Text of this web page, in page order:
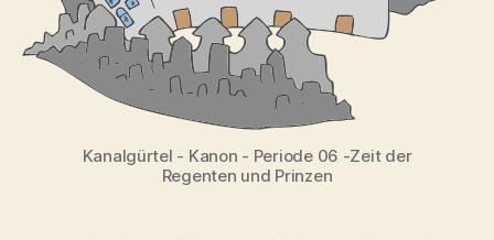
Kanalgürtel - Kanon - Periode 06 -Zeit der
Regenten und Prinzen